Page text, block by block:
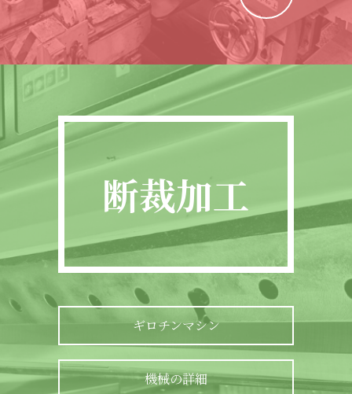
断裁加工
ギロチンマシン
機械の詳細